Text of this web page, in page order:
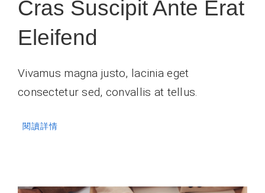
Cras Suscipit Ante Erat
Eleifend
Vivamus magna justo, lacinia eget
consectetur sed, convallis at tellus.
閱讀詳情